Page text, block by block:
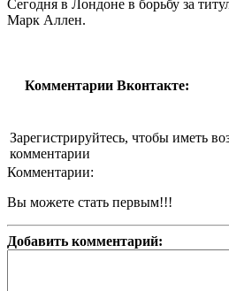
Сегодня в Лондоне в борьбу за
Марк Аллен.
Комментарии Вконтакте:
Зарегистрируйтесь, чтобы иметь
комментарии
Комментарии:
Вы можете стать первым!!!
Добавить комментарий: